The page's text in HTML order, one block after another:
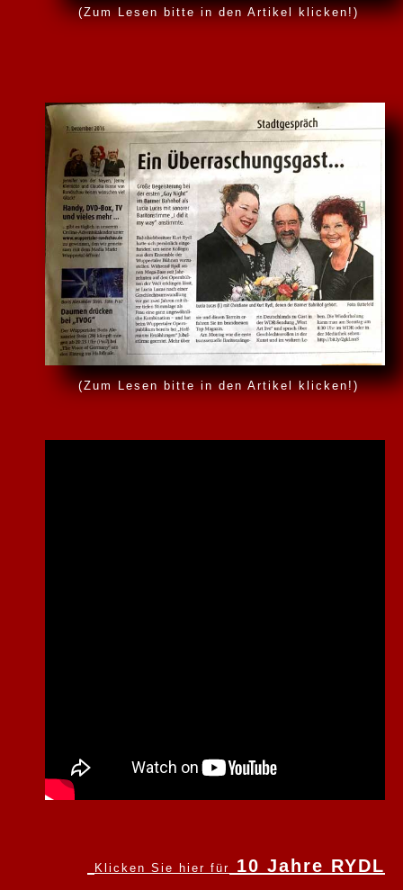
(Zum Lesen bitte in den Artikel klicken!)
(Zum Lesen bitte in den Artikel klicken!)
Klicken Sie hier für 10 Jahre RYDL